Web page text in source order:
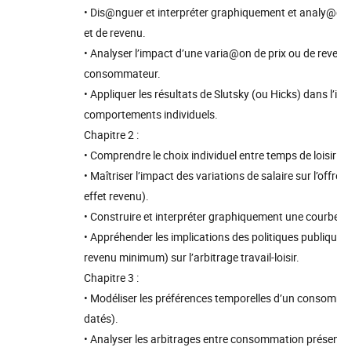
• Dis@nguer et interpréter graphiquement et
et de revenu.
• Analyser l’impact d’une varia@on de prix ou de
consommateur.
• Appliquer les résultats de Slutsky (ou Hicks) dans
comportements individuels.
Chapitre 2 :
• Comprendre le choix individuel entre temps de
• Maîtriser l’impact des variations de salaire sur
effet revenu).
• Construire et interpréter graphiquement une
• Appréhender les implications des politiques
revenu minimum) sur l’arbitrage travail-loisir.
Chapitre 3 :
• Modéliser les préférences temporelles d’un
datés).
• Analyser les arbitrages entre consommation